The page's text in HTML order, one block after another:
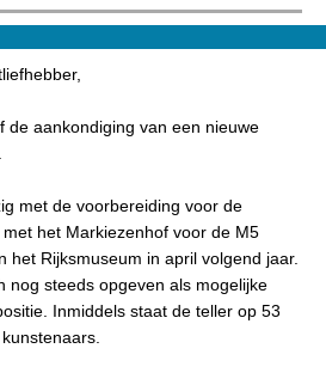
de aankondiging van een nieuwe
met de voorbereiding voor de
het Markiezenhof voor de M5
het Rijksmuseum in april volgend jaar.
nog steeds opgeven als mogelijke
Inmiddels staat de teller op 53